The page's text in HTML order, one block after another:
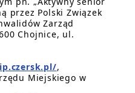
przez Polski Związek
Zarząd
Chojnice, ul.
,
Miejskiego w